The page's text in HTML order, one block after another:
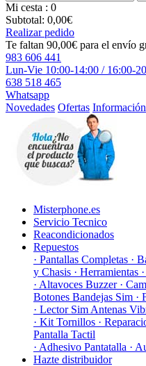
Mi cesta : 0
Subtotal: 0,00€
Realizar pedido
Te faltan 90,00€ para el envío
983 606 441
Lun-Vie 10:00-14:00 / 16:00-
638 518 465
Whatsapp
Novedades Ofertas Información
Misterphone.es
Servicio Tecnico
Reacondicionados
Repuestos
· Pantallas Completas ·
y Chasis · Herramientas
· Altavoces Buzzer ·
Botones Bandejas Sim ·
· Lector Sim Antenas
· Kit Tornillos ·
Pantalla Tactil
· Adhesivo Pantatalla ·
Hazte distribuidor